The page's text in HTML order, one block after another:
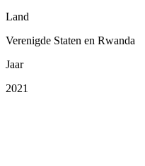
Land
Verenigde Staten en Rwanda
Jaar
2021